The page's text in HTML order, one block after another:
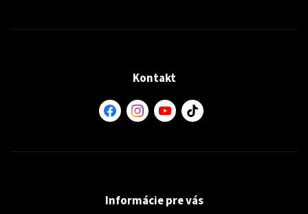
Kontakt
Informácie pre vás